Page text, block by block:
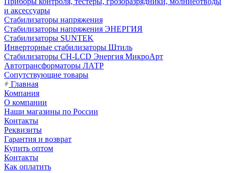
и аксессуары
Стабилизаторы напряжения
Стабилизаторы напряжения ЭНЕРГИЯ
Стабилизаторы SUNTEK
Инверторные стабилизаторы Штиль
Стабилизаторы СН-LCD Энepгия МикроАрт
Автотрансформаторы ЛАТР
Сопутствующие товары
Главная
Компания
О компании
Наши магазины по России
Контакты
Реквизиты
Гарантия и возврат
Купить оптом
Контакты
Как оплатить